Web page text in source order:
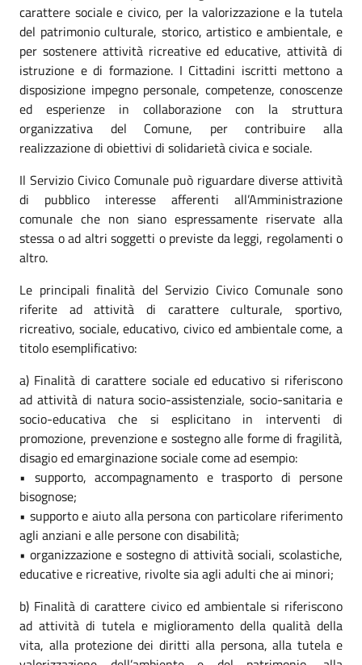
carattere sociale e civico, per la valorizzazione e la tutela
del patrimonio culturale, storico, artistico e ambientale, e
per sostenere attività ricreative ed educative, attività di
istruzione e di formazione. I Cittadini iscritti mettono a
disposizione impegno personale, competenze, conoscenze
ed esperienze in collaborazione con la struttura
organizzativa del Comune, per contribuire alla
realizzazione di obiettivi di solidarietà civica e sociale.
Il Servizio Civico Comunale può riguardare diverse attività
di pubblico interesse afferenti all’Amministrazione
comunale che non siano espressamente riservate alla
stessa o ad altri soggetti o previste da leggi, regolamenti o
altro.
Le principali finalità del Servizio Civico Comunale sono
riferite ad attività di carattere culturale, sportivo,
ricreativo, sociale, educativo, civico ed ambientale come, a
titolo esemplificativo:
a) Finalità di carattere sociale ed educativo si riferiscono
ad attività di natura socio-assistenziale, socio-sanitaria e
socio-educativa che si esplicitano in interventi di
promozione, prevenzione e sostegno alle forme di fragilità,
disagio ed emarginazione sociale come ad esempio:
• supporto, accompagnamento e trasporto di persone
bisognose;
• supporto e aiuto alla persona con particolare riferimento
agli anziani e alle persone con disabilità;
• organizzazione e sostegno di attività sociali, scolastiche,
educative e ricreative, rivolte sia agli adulti che ai minori;
b) Finalità di carattere civico ed ambientale si riferiscono
ad attività di tutela e miglioramento della qualità della
vita, alla protezione dei diritti alla persona, alla tutela e